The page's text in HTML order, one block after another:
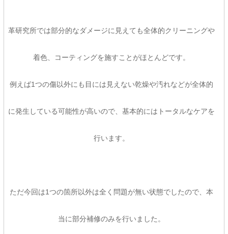
革研究所では部分的なダメージに見えても全体的クリーニングや
着色、コーティングを施すことがほとんどです。
例えば1つの傷以外にも目には見えない乾燥や汚れなどが全体的
に発生している可能性が高いので、基本的にはトータルなケアを
行います。
ただ今回は1つの箇所以外は全く問題が無い状態でしたので、本
当に部分補修のみを行いました。